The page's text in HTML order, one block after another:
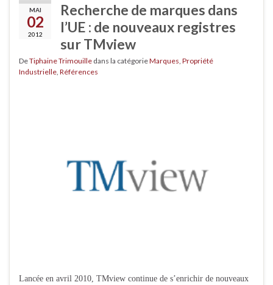
MAI
02
2012
Recherche de marques dans
l’UE : de nouveaux registres
sur TMview
DeTiphaine Trimouille dans la catégorieMarques Propriété
Industrielle Références
Lancée en avril 2010, TMview continue de s’enrichir de nouveaux